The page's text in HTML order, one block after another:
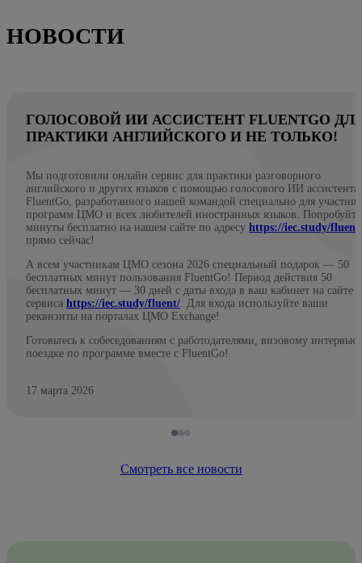
НОВОСТИ
ГОЛОСОВОЙ ИИ АССИСТЕНТ FLUENTGO
ПРАКТИКИ АНГЛИЙСКОГО И НЕ ТОЛЬКО!
Мы подготовили онлайн сервис для практики разговорного
английского и других языков с помощью голосового ИИ ассистента
FluentGo, разработанного нашей командой специально для
программ ЦМО и всех любителей иностранных языков.
минуты бесплатно на нашем сайте по адресу https://iec.study/fluent/
прямо сейчас!
А всем участникам ЦМО сезона 2026 специальный подарок — 50
бесплатных минут пользования FluentGo! Период действия 50
бесплатных минут — 30 дней с даты входа в ваш кабинет на сайте
сервиса https://iec.study/fluent/. Для входа используйте ваши
реквизиты на порталах ЦМО Exchange!
Готовьтесь к собеседованиям с работодателями, визовому интервью
поездке по программе вместе с FluentGo!
17 марта 2026
Смотреть все новости